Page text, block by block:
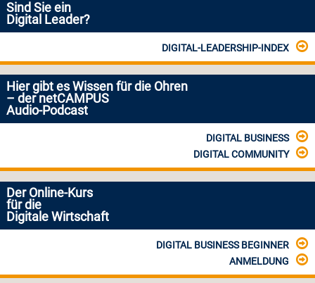
Sind Sie ein
Digital Leader?
DIGITAL-LEADERSHIP-INDEX
Hier gibt es Wissen für die Ohren
– der netCAMPUS
Audio-Podcast
DIGITAL BUSINESS
DIGITAL COMMUNITY
Der Online-Kurs
für die
Digitale Wirtschaft
DIGITAL BUSINESS BEGINNER
ANMELDUNG